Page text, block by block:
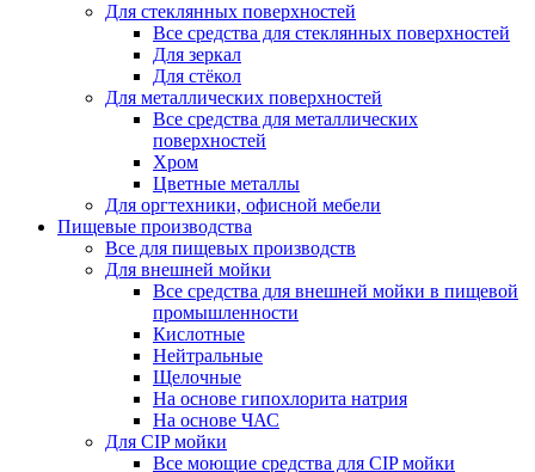
Для стеклянных поверхностей
Все средства для стеклянных поверхностей
Для зеркал
Для стёкол
Для металлических поверхностей
Все средства для металлических
поверхностей
Хром
Цветные металлы
Для оргтехники, офисной мебели
Пищевые производства
Все для пищевых производств
Для внешней мойки
Все средства для внешней мойки в пищевой
промышленности
Кислотные
Нейтральные
Щелочные
На основе гипохлорита натрия
На основе ЧАС
Для CIP мойки
Все моющие средства для CIP мойки